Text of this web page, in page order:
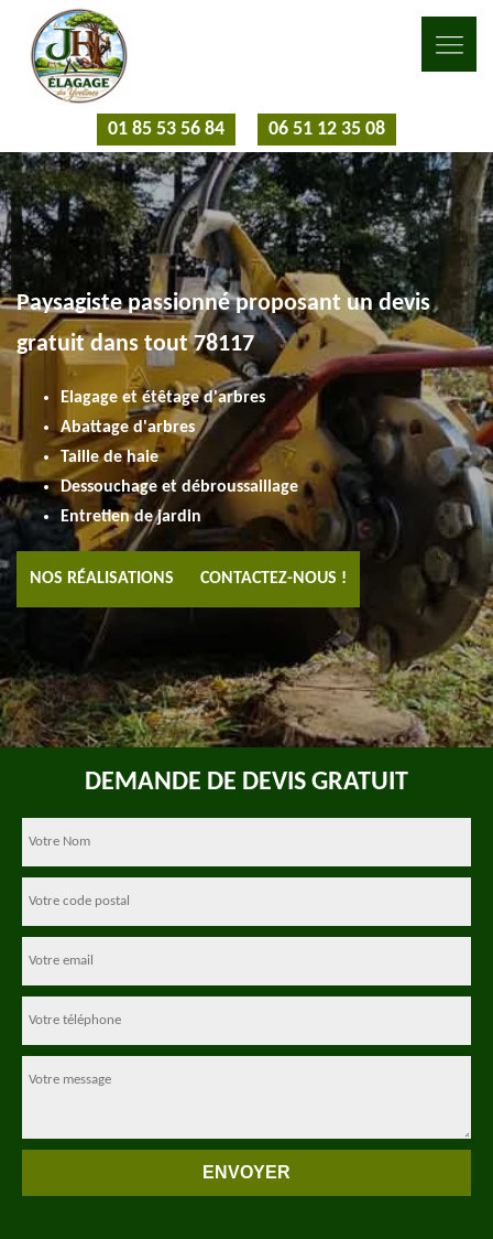
01 85 53 56 84 06 51 12 35 08
Paysagiste passionné proposant un devis
gratuit dans tout 78117
Elagage et étêtage d'arbres
Abattage d'arbres
Taille de haie
Dessouchage et débroussaillage
Entretien de jardin
NOS RÉALISATIONS CONTACTEZ-NOUS !
DEMANDE DE DEVIS GRATUIT